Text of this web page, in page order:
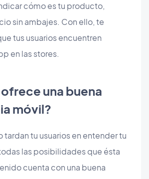
cómo es tu producto,
sin ambajes. Con ello, te
tus usuarios encuentren
en las stores.
ofrece una buena
móvil?
tardan tu usuarios en entender tu
las posibilidades que ésta
cuenta con una buena